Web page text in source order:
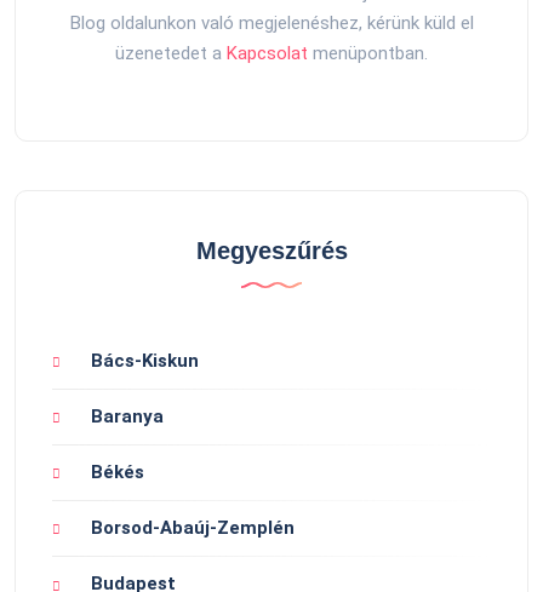
Blog oldalunkon való megjelenéshez, kérünk küld el
üzenetedet a Kapcsolat menüpontban.
Megyeszűrés
Bács-Kiskun
Baranya
Békés
Borsod-Abaúj-Zemplén
Budapest